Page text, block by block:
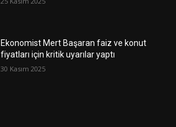
Ekonomist Mert Başaran faiz ve konut
fiyatları için kritik uyarılar yaptı
30 Kasım 2025